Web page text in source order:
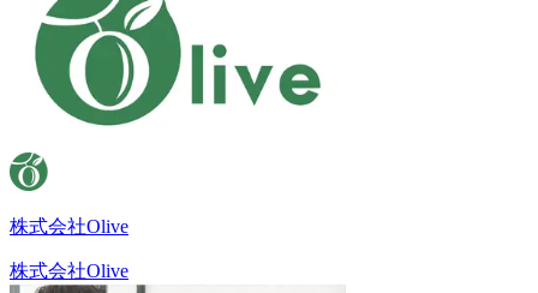
株式会社Olive
株式会社Olive